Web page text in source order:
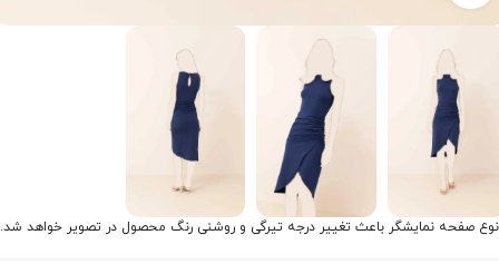
نوع صفحه نمایشگر باعث تغییر درجه تیرگی و روشنی رنگ محصول در تصویر خواهد شد.